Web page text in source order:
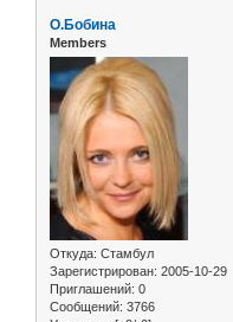
О.Бобина
Members
Откуда: Стамбул
Зарегистрирован: 2005-10-29
Приглашений: 0
Сообщений: 3766